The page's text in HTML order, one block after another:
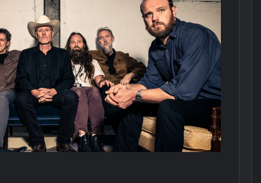
Koncerty/festiwale
News
Patronat
POLECANE News
POLECANE
Wydarzenia
ElipticTM i
CentoVenti zagrają
Koncerty/festiwale
News
POLECANE
Wydarzenia
Haken na koncercie
w Polsce!
karolciasc 24/07/2026